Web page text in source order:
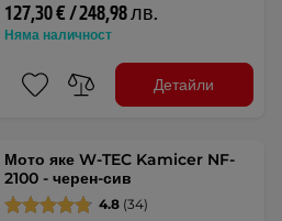
127,30 € / 248,98 лв.
Няма наличност
Детайли
Мото яке W-TEC Kamicer NF-
2100 - черен-сив
4.8 (34)